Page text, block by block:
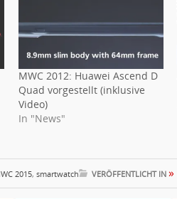
MWC 2012: Huawei Ascend D
Quad vorgestellt (inklusive
Video)
In "News"
2015, smartwatch VERÖFFENTLICHT IN »